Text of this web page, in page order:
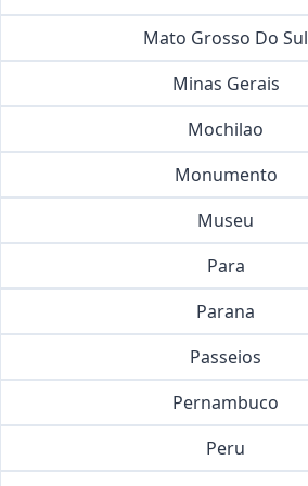
Mato Grosso Do Sul
Minas Gerais
Mochilao
Monumento
Museu
Para
Parana
Passeios
Pernambuco
Peru